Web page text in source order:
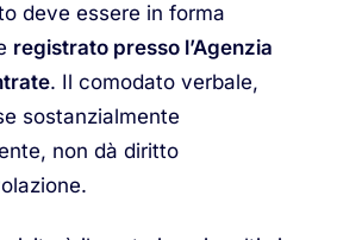
deve essere in forma
registrato presso l’Agenzia
. Il comodato verbale,
sostanzialmente
non dà diritto